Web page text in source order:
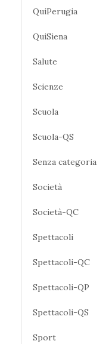
QuiPerugia
QuiSiena
Salute
Scienze
Scuola
Scuola-QS
Senza categoria
Società
Società-QC
Spettacoli
Spettacoli-QC
Spettacoli-QP
Spettacoli-QS
Sport